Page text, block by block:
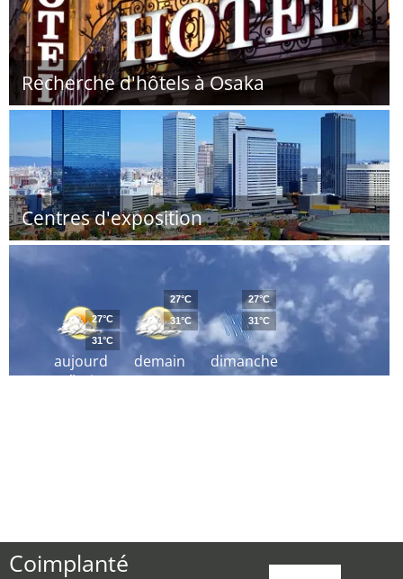
Recherche d'hôtels à Osaka
Centres d'exposition
aujourd
´hui
27°C
31°C
demain
27°C
31°C
dimanche
27°C
31°C
Coimplanté